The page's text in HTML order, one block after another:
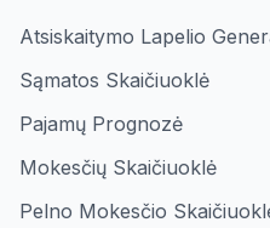
Atsiskaitymo Lapelio
Sąmatos Skaičiuoklė
Pajamų Prognozė
Mokesčių Skaičiuoklė
Pelno Mokesčio